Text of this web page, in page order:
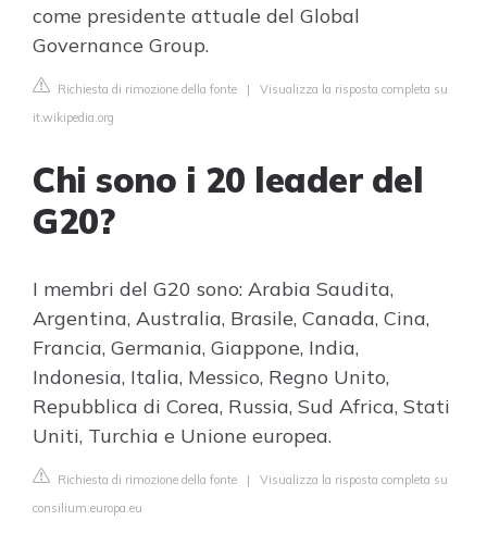
come presidente attuale del Global
Governance Group.
Richiesta di rimozione della fonte | Visualizza la risposta completa su
it.wikipedia.org
Chi sono i 20 leader del
G20?
I membri del G20 sono: Arabia Saudita,
Argentina, Australia, Brasile, Canada, Cina,
Francia, Germania, Giappone, India,
Indonesia, Italia, Messico, Regno Unito,
Repubblica di Corea, Russia, Sud Africa, Stati
Uniti, Turchia e Unione europea.
Richiesta di rimozione della fonte | Visualizza la risposta completa su
consilium.europa.eu